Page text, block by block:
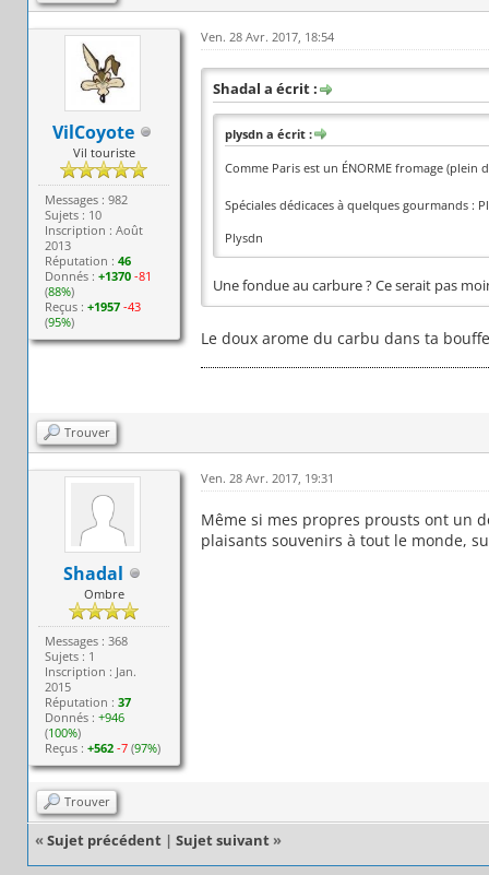
VilCoyote
Vil touriste
Messages : 982
Sujets : 10
Inscription : Août
2013
Réputation :46
Donnés :+1370 -81
(88%)
Reçus :+1957 -43
(95%)
Ven. 28 Avr. 2017, 18:54
Shadal a écrit :
plysdn a écrit :
Comme Paris est un ÉNORME fromage (plein
Spéciales dédicaces à quelques gourmands :
Plysdn
Une fondue au carbure ? Ce serait pas
Le doux arome du carbu dans ta
Trouver
Shadal
Ombre
Messages : 368
Sujets : 1
Inscription : Jan.
2015
Réputation :37
Donnés :+946
(100%)
Reçus :+562 -7 (97%)
Ven. 28 Avr. 2017, 19:31
Même si mes propres prousts ont un
plaisants souvenirs à tout le monde,
Trouver
« Sujet précédent | Sujet suivant »